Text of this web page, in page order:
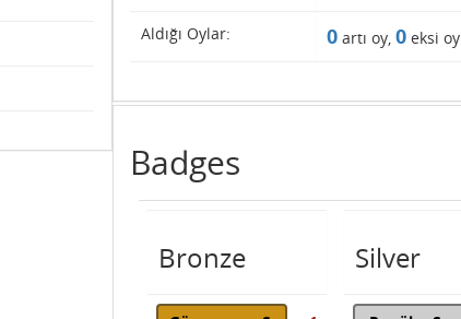
Aldığı Oylar: 0artı oy, 0eksi oy
Badges
Bronze Silver